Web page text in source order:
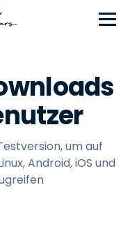
um auf
Android, iOS und